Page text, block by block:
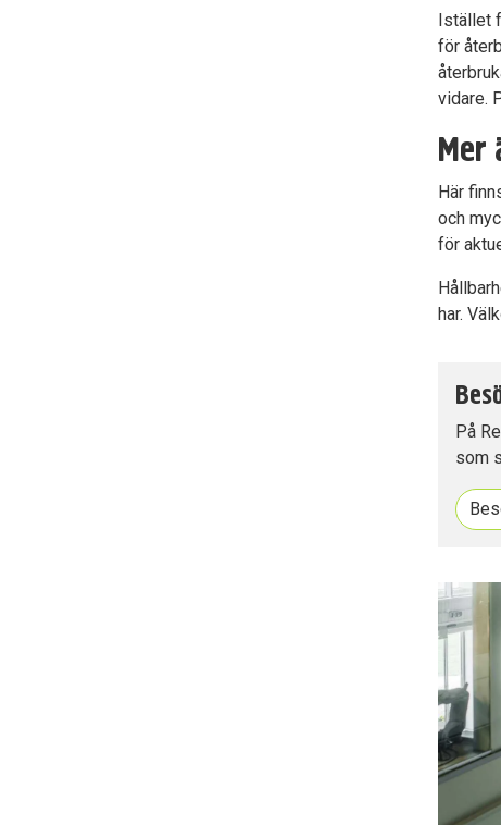
Istället
för
vidare.
Mer
Här
och
för
har.
På
som